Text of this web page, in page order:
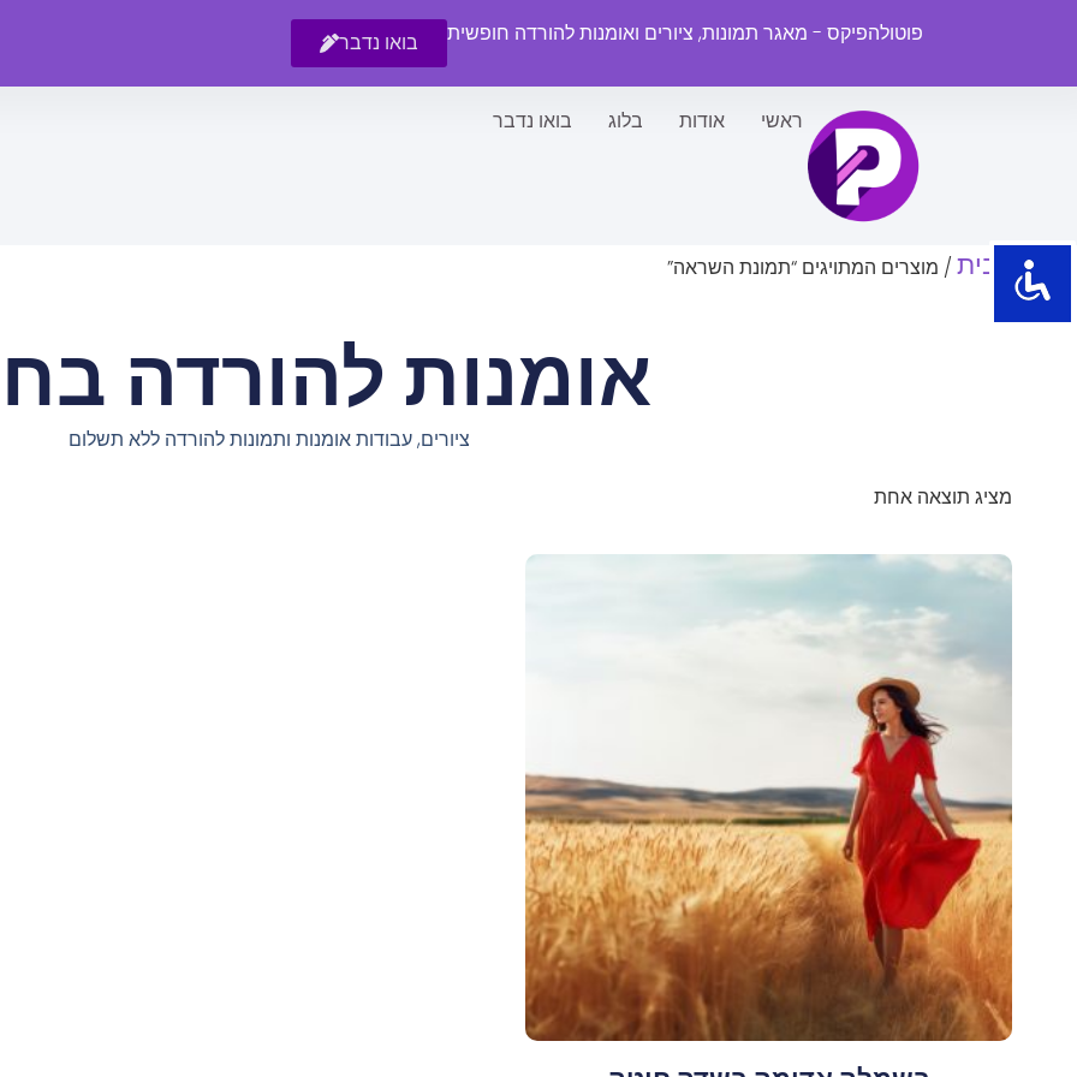
פוטולהפיקס - מאגר תמונות, ציורים ואומנות להורדה חופשית בואו נדבר
ראשי אודות בלוג בואו נדבר
עמוד הבית / מוצרים המתויגים “תמונת השראה”
אומנות להורדה
ציורים, עבודות אומנות ותמונות להורדה ללא תשלום
מציג תוצאה אחת